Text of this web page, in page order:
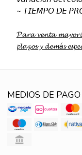
~ 𝘛𝘐𝘌𝘔𝘗𝘖 𝘋𝘌
𝓟𝓪𝓻𝓪 𝓿𝓮𝓷𝓽𝓪
𝓹𝓵𝓪𝔃𝓸𝓼 𝔂 𝓭𝓮𝓶á𝓼
MEDIOS DE PAGO